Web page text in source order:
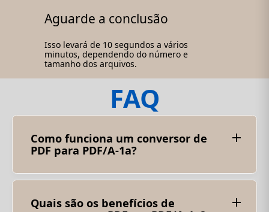
Aguarde a conclusão
Isso levará de 10 segundos a vários
minutos, dependendo do número e
tamanho dos arquivos.
FAQ
Como funciona um conversor de
PDF para PDF/A-1a?
estrutura e o conteúdo do documento original e
metadados e outros elementos e modifica ou
Quais são os benefícios de